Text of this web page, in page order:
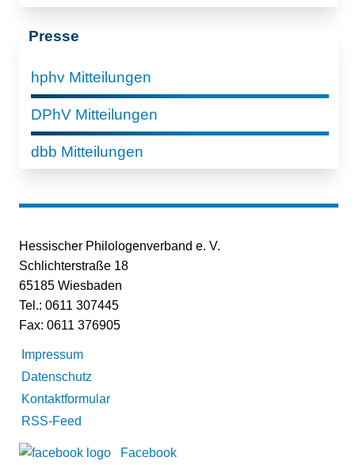
Presse
hphv Mitteilungen
DPhV Mitteilungen
dbb Mitteilungen
Hessischer Philologenverband e. V.
Schlichterstraße 18
65185 Wiesbaden
Tel.: 0611 307445
Fax: 0611 376905
Impressum
Datenschutz
Kontaktformular
RSS-Feed
Facebook